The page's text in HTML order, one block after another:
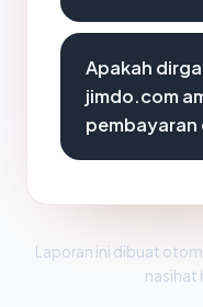
Apakah
jimdo.com
pembayaran
Laporan ini dibuat
nasihat